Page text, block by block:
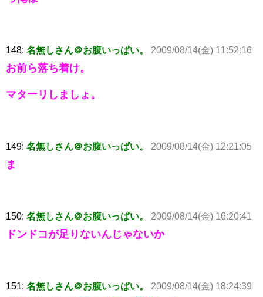
148: 名無しさん＠お腹いっぱい。 2009/08/14(金) 11:52:16
お前ら落ち着け。
マターリしましょ。
149: 名無しさん＠お腹いっぱい。 2009/08/14(金) 12:21:05
ま
150: 名無しさん＠お腹いっぱい。 2009/08/14(金) 16:20:41
ドンドコが足りないんじゃないか
151: 名無しさん＠お腹いっぱい。 2009/08/14(金) 18:24:39